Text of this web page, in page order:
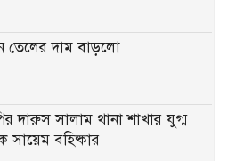
তেলের দাম বাড়লো
দারুস সালাম থানা শাখার যুগ্ম
সায়েম বহিষ্কার